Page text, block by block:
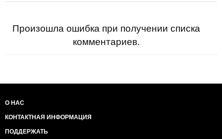
Произошла ошибка при получении списка
комментариев.
О НАС
КОНТАКТНАЯ ИНФОРМАЦИЯ
ПОДДЕРЖАТЬ